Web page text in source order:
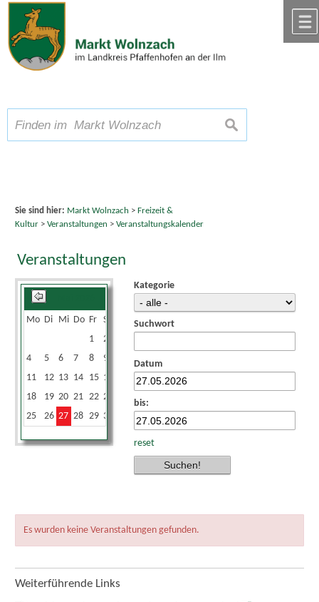
Zum Inhalt,zur Navigation
Schriftgröße A A A suchen
Sie sind hier: Markt Wolnzach > Freizeit &
Kultur> Veranstaltungen > Veranstaltungskalender
Veranstaltungen
Mo Di Mi Do Fr Sa
1
2
4
5 6 7 8 9
11
12 13 14 15 16
18
19 20 21 22 23
25
26 27 28 29 30
Kategorie
Suchwort
Datum
bis:
reset
Es wurden keine Veranstaltungen gefunden.
Weiterführende Links